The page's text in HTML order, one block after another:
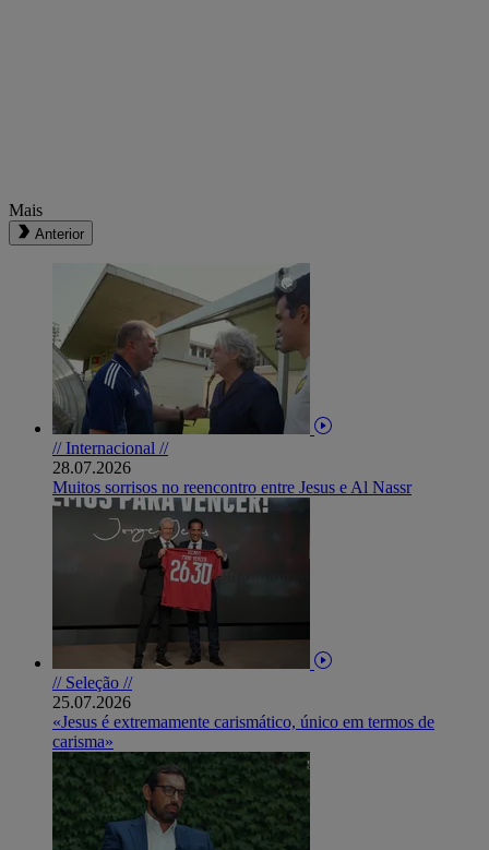
Mais
Anterior
// Internacional //
28.07.2026
Muitos sorrisos no reencontro entre Jesus e Al Nassr
// Seleção //
25.07.2026
«Jesus é extremamente carismático, único em termos de
carisma»